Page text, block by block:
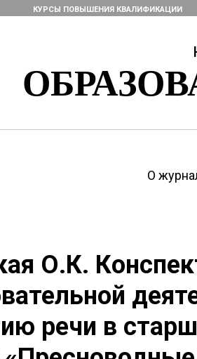
КУРСЫ ПОВЫШЕНИЯ КВАЛИФИКАЦИИ
О
О.К.
речи в